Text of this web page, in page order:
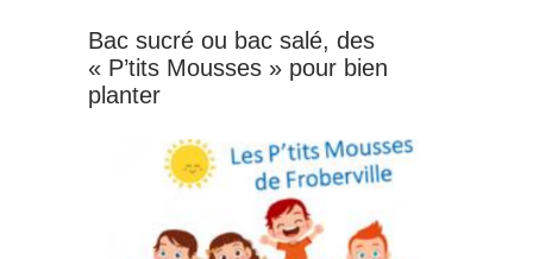
Bac sucré ou bac salé, des
« P’tits Mousses » pour bien
planter